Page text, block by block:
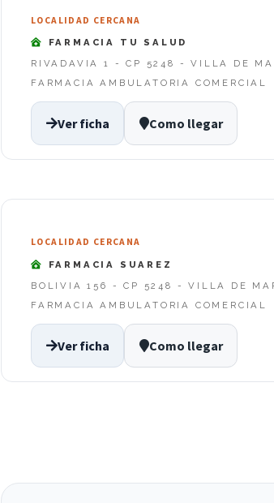
LOCALIDAD CERCANA
FARMACIA TU SALUD
RIVADAVIA 1 - CP 5248 - VILLA DE
FARMACIA AMBULATORIA COMERCIAL
Ver ficha Como llegar
LOCALIDAD CERCANA
FARMACIA SUAREZ
BOLIVIA 156 - CP 5248 - VILLA DE
FARMACIA AMBULATORIA COMERCIAL
Ver ficha Como llegar